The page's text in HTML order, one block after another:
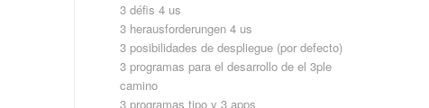
3 défis 4 us
3 herausforderungen 4 us
3 posibilidades de despliegue (por defecto)
3 programas para el desarrollo de el 3ple
camino
3 programas tipo y 3 apps